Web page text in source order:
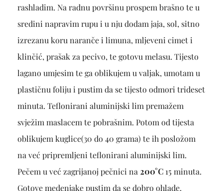
rashladim. Na radnu površinu prospem brašno te u
sredini napravim rupu i u nju dodam jaja, sol, sitno
izrezanu koru naranče i limuna, mljeveni cimet i
klinčić, prašak za pecivo, te gotovu melasu. Tijesto
lagano umjesim te ga oblikujem u valjak, umotam u
plastičnu foliju i pustim da se tijesto odmori trideset
minuta. Teflonirani aluminijski lim premažem
svježim maslacem te pobrašnim. Potom od tijesta
oblikujem kuglice(30 do 40 grama) te ih posložom
na već pripremljeni teflonirani aluminijski lim.
Pečem u već zagrijanoj pečnici na 200°C 15 minuta.
Gotove medenjake pustim da se dobro ohlade.